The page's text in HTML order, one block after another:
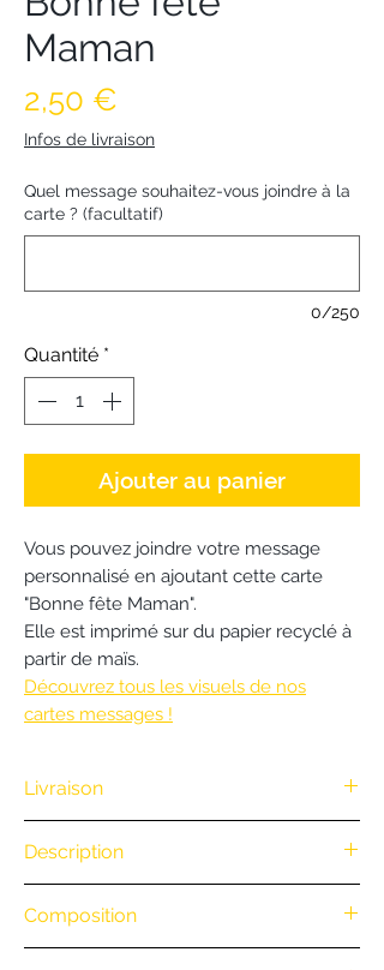
Maman
2,50 €
Infos de livraison
Quel message souhaitez-vous joindre à la
carte ? (facultatif)
0/250
Quantité *
Ajouter au panier
Vous pouvez joindre votre message
personnalisé en ajoutant cette carte
"Bonne fête Maman".
Elle est imprimé sur du papier recyclé à
partir de maïs.
Découvrez tous les visuels de nos
cartes messages !
Livraison
100€ d'achat. (Exclusivité Web non
valable pour une commande
par téléphone)
• Retrait en boutique : gratuit
Description
Composition